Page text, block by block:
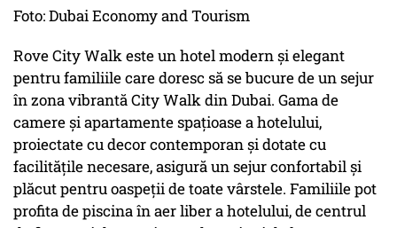
Foto: Dubai Economy and Tourism
Rove City Walk este un hotel modern și elegant
pentru familiile care doresc să se bucure de un sejur
în zona vibrantă City Walk din Dubai. Gama de
camere și apartamente spațioase a hotelului,
proiectate cu decor contemporan și dotate cu
facilitățile necesare, asigură un sejur confortabil și
plăcut pentru oaspeții de toate vârstele. Familiile pot
profita de piscina în aer liber a hotelului, de centrul